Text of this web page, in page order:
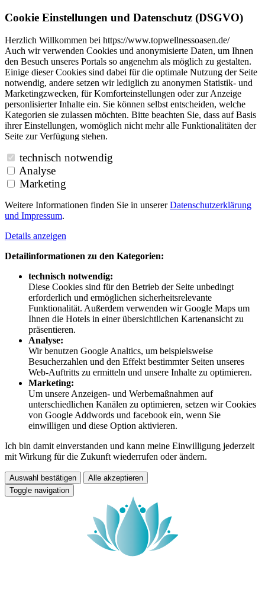
Cookie Einstellungen und Datenschutz (DSGVO)
Herzlich Willkommen bei https://www.topwellnessoasen.de/
Auch wir verwenden Cookies und anonymisierte Daten, um Ihnen
den Besuch unseres Portals so angenehm als möglich zu gestalten.
Einige dieser Cookies sind dabei für die optimale Nutzung der Seite
notwendig, andere setzen wir lediglich zu anonymen Statistik- und
Marketingzwecken, für Komforteinstellungen oder zur Anzeige
personlisierter Inhalte ein. Sie können selbst entscheiden, welche
Kategorien sie zulassen möchten. Bitte beachten Sie, dass auf Basis
ihrer Einstellungen, womöglich nicht mehr alle Funktionalitäten der
Seite zur Verfügung stehen.
technisch notwendig
Analyse
Marketing
Weitere Informationen finden Sie in unsererDatenschutzerklärung
und Impressum.
Details anzeigen
Detailinformationen zu den Kategorien:
technisch notwendig:
Diese Cookies sind für den Betrieb der Seite unbedingt
erforderlich und ermöglichen sicherheitsrelevante
Funktionalität. Außerdem verwenden wir Google Maps um
Ihnen die Hotels in einer übersichtlichen Kartenansicht zu
präsentieren.
Analyse:
Wir benutzen Google Analtics, um beispielsweise
Besucherzahlen und den Effekt bestimmter Seiten unseres
Web-Auftritts zu ermitteln und unsere Inhalte zu optimieren.
Marketing:
Um unsere Anzeigen- und Werbemaßnahmen auf
unterschiedlichen Kanälen zu optimieren, setzen wir Cookies
von Google Addwords und facebook ein, wenn Sie
einwilligen und diese Option aktivieren.
Ich bin damit einverstanden und kann meine Einwilligung jederzeit
mit Wirkung für die Zukunft wiederrufen oder ändern.
Auswahl bestätigen
Alle akzeptieren
Toggle navigation